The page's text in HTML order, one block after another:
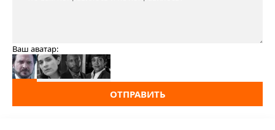
Ваш аватар:
ОТПРАВИТЬ